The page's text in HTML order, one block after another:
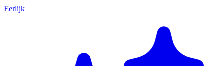
Eerlijk